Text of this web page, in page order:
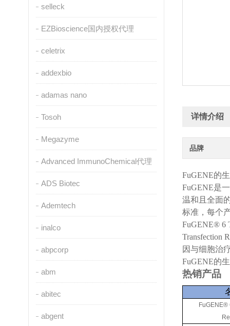
selleck
EZBioscience国内授权代理
celetrix
addexbio
adamas nano
Tosoh
Megazyme
Advanced ImmunoChemical代理
ADS Biotec
Ademtech
inalco
abpcorp
abm
abitec
abgent
详情介绍
品牌
FuGENE的
FuGENE是
温和且全面
标准，每个
FuGENE® 6
Transfection
因与细胞治
FuGENE的
热销产品
FuGENE®